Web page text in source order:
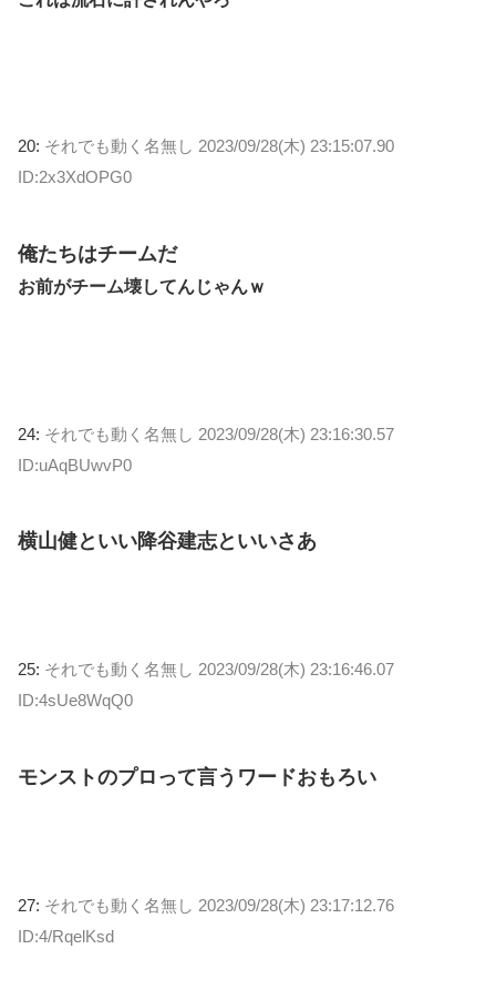
20: それでも動く名無し 2023/09/28(木) 23:15:07.90
ID:2x3XdOPG0
俺たちはチームだ
お前がチーム壊してんじゃんｗ
24: それでも動く名無し 2023/09/28(木) 23:16:30.57
ID:uAqBUwvP0
横山健といい降谷建志といいさあ
25: それでも動く名無し 2023/09/28(木) 23:16:46.07
ID:4sUe8WqQ0
モンストのプロって言うワードおもろい
27: それでも動く名無し 2023/09/28(木) 23:17:12.76
ID:4/RqelKsd